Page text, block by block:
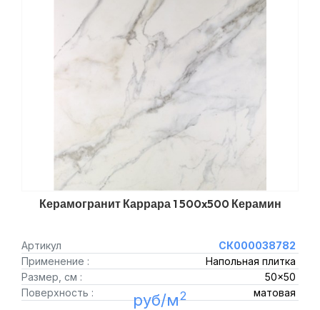
Керамогранит Каррара 1 500x500 Керамин
Артикул
СК000038782
Применение :
Напольная плитка
Размер, см :
50x50
Поверхность :
матовая
руб/м2